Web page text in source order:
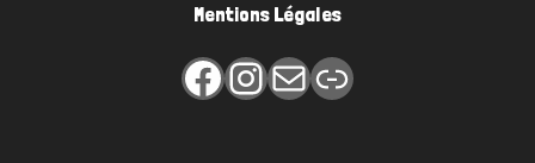
Mentions Légales
FacebookInstagram
E-mail Lien